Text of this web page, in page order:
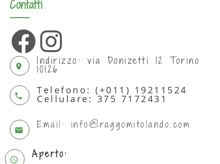
Contatti
Indirizzo: via Donizetti 12 Torino
10126
Telefono: (+011) 19211524
Cellulare: 375 7172431
Email: info@raggomitolando.com
Aperto: